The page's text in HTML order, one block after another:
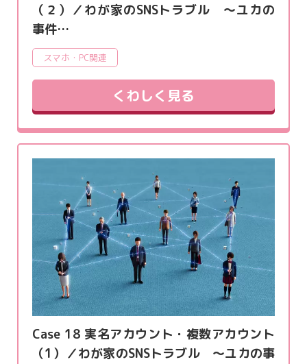
（２）／わが家のSNSトラブル ～ユカの
事件…
スマホ・PC関連
くわしく見る
Case 18 実名アカウント・複数アカウント
（1）／わが家のSNSトラブル ～ユカの事